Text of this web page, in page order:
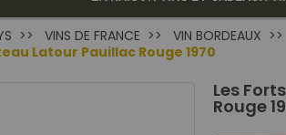
VINS DE FRANCE VIN BORDEAUX
Latour Pauillac Rouge 1970
Les
Rouge